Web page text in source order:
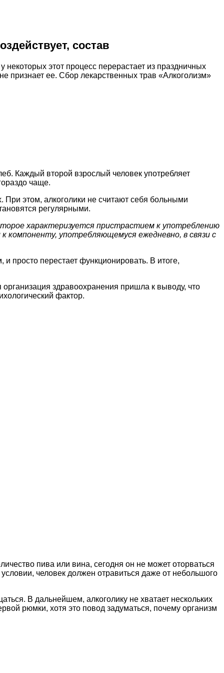
состав
этот процесс перерастает из праздничных
признает ее. Сбор лекарственных трав «Алкоголизм»
Каждый второй взрослый человек употребляет
чаще.
При этом, алкоголики не считают себя больными
регулярными.
характеризуется пристрастием к употреблению
употребляющемуся ежедневно, в связи с
просто перестает функционировать. В итоге,
здравоохранения пришла к выводу, что
фактор.
пива или вина, сегодня он не может оторваться
человек должен отравиться даже от небольшого
В дальнейшем, алкоголику не хватает нескольких
рюмки, хотя это повод задуматься, почему организм